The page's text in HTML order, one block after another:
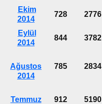
Ekim
2014
728 2776
Eylül
2014
844 3782
Ağustos
2014
785 2834
Temmuz
912 5190